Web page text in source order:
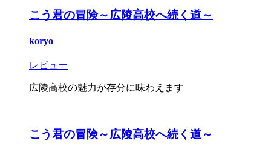
こう君の冒険～広陵高校へ続く道～
koryo
レビュー
広陵高校の魅力が存分に味わえます
こう君の冒険～広陵高校へ続く道～